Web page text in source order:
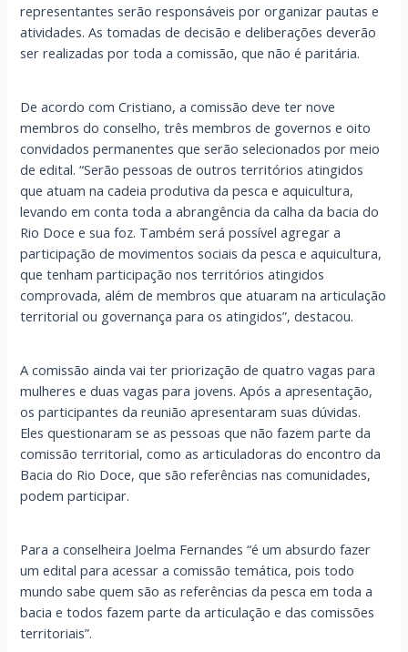
representantes serão responsáveis por organizar pautas e
atividades. As tomadas de decisão e deliberações deverão
ser realizadas por toda a comissão, que não é paritária.
De acordo com Cristiano, a comissão deve ter nove
membros do conselho, três membros de governos e oito
convidados permanentes que serão selecionados por meio
de edital. “Serão pessoas de outros territórios atingidos
que atuam na cadeia produtiva da pesca e aquicultura,
levando em conta toda a abrangência da calha da bacia do
Rio Doce e sua foz. Também será possível agregar a
participação de movimentos sociais da pesca e aquicultura,
que tenham participação nos territórios atingidos
comprovada, além de membros que atuaram na articulação
territorial ou governança para os atingidos”, destacou.
A comissão ainda vai ter priorização de quatro vagas para
mulheres e duas vagas para jovens. Após a apresentação,
os participantes da reunião apresentaram suas dúvidas.
Eles questionaram se as pessoas que não fazem parte da
comissão territorial, como as articuladoras do encontro da
Bacia do Rio Doce, que são referências nas comunidades,
podem participar.
Para a conselheira Joelma Fernandes “é um absurdo fazer
um edital para acessar a comissão temática, pois todo
mundo sabe quem são as referências da pesca em toda a
bacia e todos fazem parte da articulação e das comissões
territoriais”.